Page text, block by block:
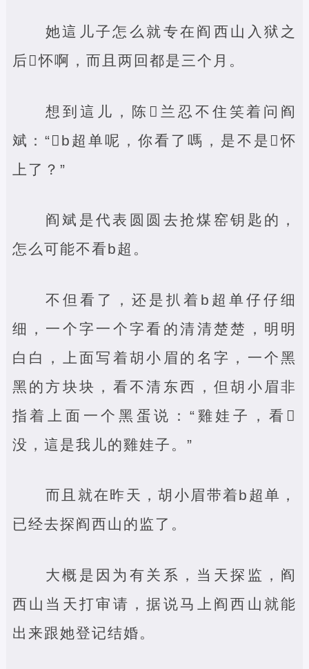
她這儿子怎么就专在阎西山入狱之
后‌怀啊，而且两回都是三个月。
想到這儿，陈‌兰忍不住笑着问阎
斌：“‌b超单呢，你看了嗎，是不是‌怀
上了？”
阎斌是代表圆圆去抢煤窑钥匙的，
怎么可能不看b超。
不但看了，还是扒着b超单仔仔细
细，一个字一个字看的清清楚楚，明明
白白，上面写着胡小眉的名字，一个黑
黑的方块块，看不清东西，但胡小眉非
指着上面一个黑蛋说：“雞娃子，看‌
没，這是我儿的雞娃子。”
而且就在昨天，胡小眉带着b超单，
已经去探阎西山的监了。
大概是因为有关系，当天探监，阎
西山当天打审请，据说马上阎西山就能
出来跟她登记结婚。